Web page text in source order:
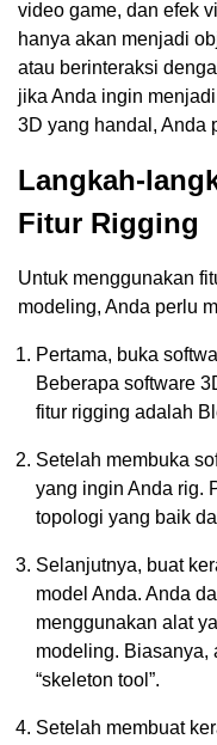
video game, dan efek
hanya akan menjadi
atau berinteraksi
jika Anda ingin
3D yang handal, Anda
Langkah-
Fitur Rigging
Untuk menggunakan
modeling, Anda perlu
Pertama, buka
Beberapa software
fitur rigging adalah
Setelah membuka
yang ingin Anda rig.
topologi yang baik
Selanjutnya, buat
model Anda. Anda
menggunakan alat
modeling. Biasanya,
“skeleton tool”.
Setelah membuat